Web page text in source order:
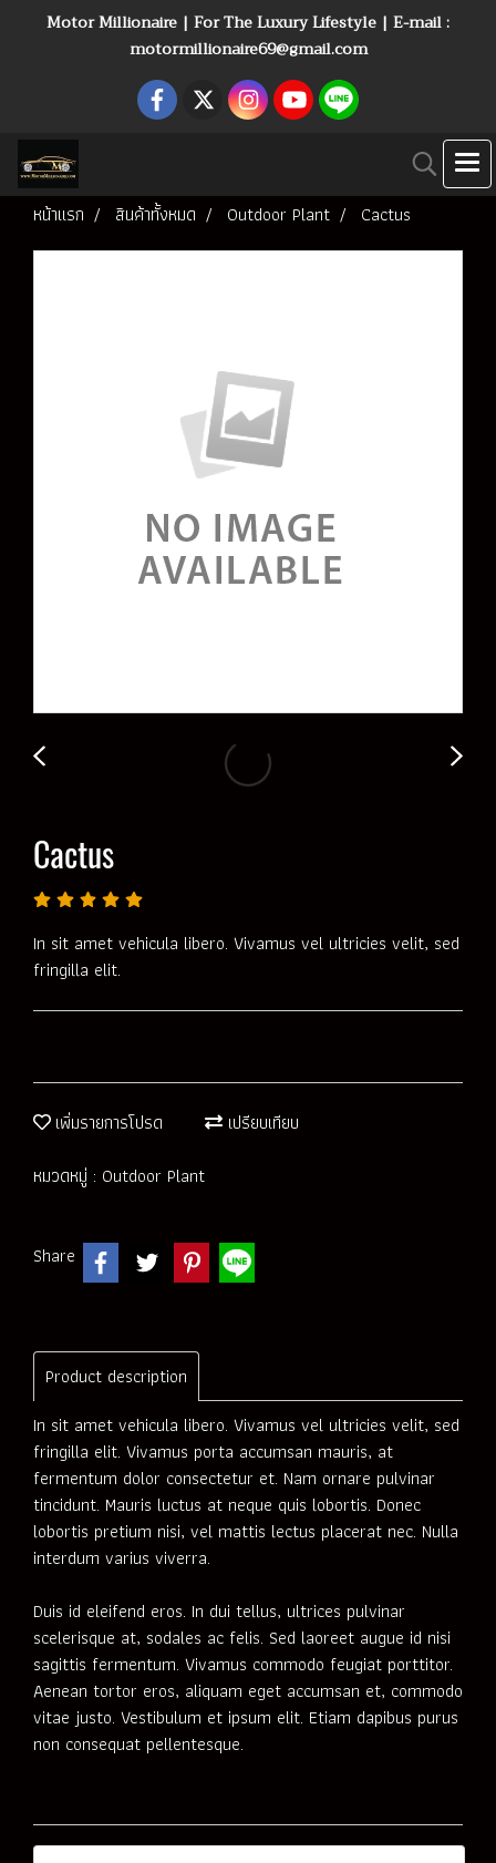
Motor Millionaire | For The Luxury Lifestyle | E-mail :
motormillionaire69@gmail.com
หน้าแรก สินค้าทั้งหมด Outdoor Plant Cactus
Cactus
In sit amet vehicula libero. Vivamus vel ultricies velit, sed
fringilla elit.
เพิ่มรายการโปรด
เปรียบเทียบ
หมวดหมู่ : Outdoor Plant
Share
Product description
In sit amet vehicula libero. Vivamus vel ultricies velit, sed
fringilla elit. Vivamus porta accumsan mauris, at
fermentum dolor consectetur et. Nam ornare pulvinar
tincidunt. Mauris luctus at neque quis lobortis. Donec
lobortis pretium nisi, vel mattis lectus placerat nec. Nulla
interdum varius viverra.
Duis id eleifend eros. In dui tellus, ultrices pulvinar
scelerisque at, sodales ac felis. Sed laoreet augue id nisi
sagittis fermentum. Vivamus commodo feugiat porttitor.
Aenean tortor eros, aliquam eget accumsan et, commodo
vitae justo. Vestibulum et ipsum elit. Etiam dapibus purus
non consequat pellentesque.